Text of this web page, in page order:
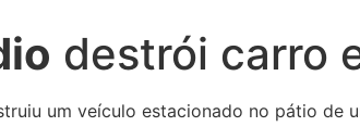
destrói carro
um veículo estacionado no pátio de